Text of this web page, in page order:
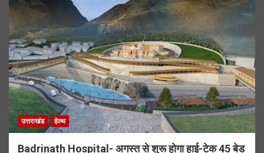
उत्तराखंड हेल्थ
Badrinath Hospital- अगस्त से शुरू होगा हाई-टेक 45 बेड